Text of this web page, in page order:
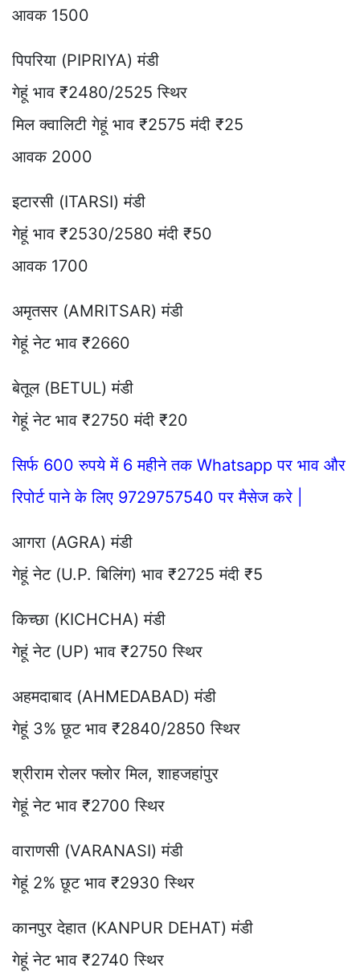
आवक 1500
पिपरिया (PIPRIYA) मंडी
गेहूं भाव ₹2480/2525 स्थिर
मिल क्वालिटी गेहूं भाव ₹2575 मंदी ₹25
आवक 2000
इटारसी (ITARSI) मंडी
गेहूं भाव ₹2530/2580 मंदी ₹50
आवक 1700
अमृतसर (AMRITSAR) मंडी
गेहूं नेट भाव ₹2660
बेतूल (BETUL) मंडी
गेहूं नेट भाव ₹2750 मंदी ₹20
सिर्फ 600 रुपये में 6 महीने तक Whatsapp पर भाव और
रिपोर्ट पाने के लिए 9729757540 पर मैसेज करे |
आगरा (AGRA) मंडी
गेहूं नेट (U.P. बिलिंग) भाव ₹2725 मंदी ₹5
किच्छा (KICHCHA) मंडी
गेहूं नेट (UP) भाव ₹2750 स्थिर
अहमदाबाद (AHMEDABAD) मंडी
गेहूं 3% छूट भाव ₹2840/2850 स्थिर
श्रीराम रोलर फ्लोर मिल, शाहजहांपुर
गेहूं नेट भाव ₹2700 स्थिर
वाराणसी (VARANASI) मंडी
गेहूं 2% छूट भाव ₹2930 स्थिर
कानपुर देहात (KANPUR DEHAT) मंडी
गेहूं नेट भाव ₹2740 स्थिर